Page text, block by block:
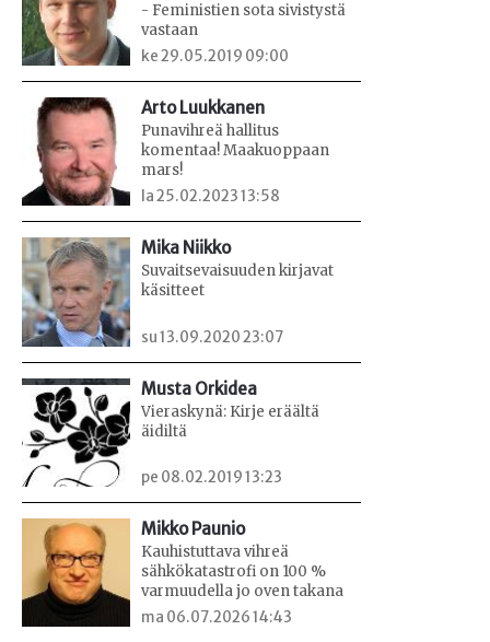
- Feministien sota sivistystä
vastaan
ke 29.05.2019 09:00
Arto Luukkanen
Punavihreä hallitus
komentaa! Maakuoppaan
mars!
la 25.02.2023 13:58
Mika Niikko
Suvaitsevaisuuden kirjavat
käsitteet
su 13.09.2020 23:07
Musta Orkidea
Vieraskynä: Kirje eräältä
äidiltä
pe 08.02.2019 13:23
Mikko Paunio
Kauhistuttava vihreä
sähkökatastrofi on 100 %
varmuudella jo oven takana
ma 06.07.2026 14:43